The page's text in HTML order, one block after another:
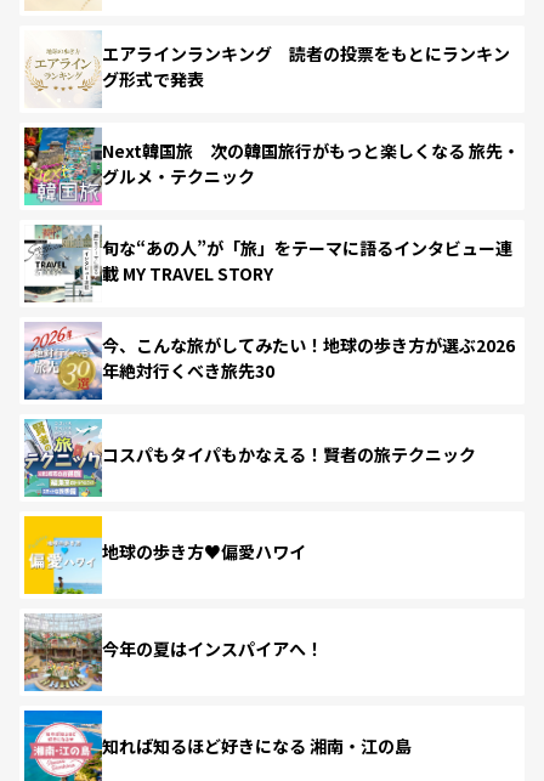
エアラインランキング 読者の投票をもとにランキン
グ形式で発表
Next韓国旅 次の韓国旅行がもっと楽しくなる 旅先・
グルメ・テクニック
旬な“あの人”が「旅」をテーマに語るインタビュー連
載 MY TRAVEL STORY
今、こんな旅がしてみたい！地球の歩き方が選ぶ2026
年絶対行くべき旅先30
コスパもタイパもかなえる！賢者の旅テクニック
地球の歩き方♥偏愛ハワイ
今年の夏はインスパイアへ！
知れば知るほど好きになる 湘南・江の島